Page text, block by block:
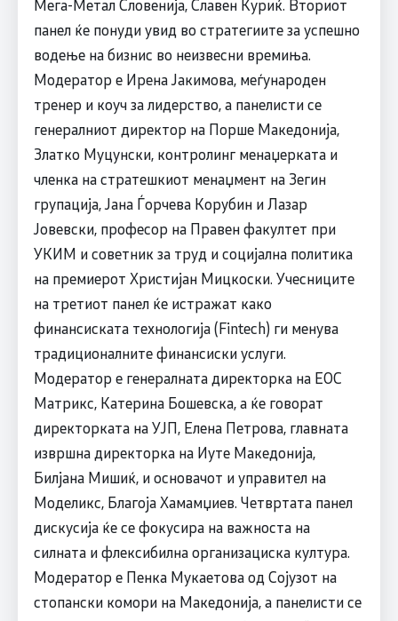
Мега-Метал Словенија, Славен Ќуриќ. Вториот
панел ќе понуди увид во стратегиите за успешно
водење на бизнис во неизвесни времиња.
Модератор е Ирена Јакимова, меѓународен
тренер и коуч за лидерство, а панелисти се
генералниот директор на Порше Македонија,
Златко Муцунски, контролинг менаџерката и
членка на стратешкиот менаџмент на Зегин
групација, Јана Ѓорчева Корубин и Лазар
Јовевски, професор на Правен факултет при
УКИМ и советник за труд и социјална политика
на премиерот Христијан Мицкоски. Учесниците
на третиот панел ќе истражат како
финансиската технологија (Fintech) ги менува
традиционалните финансиски услуги.
Модератор е генералната директорка на ЕОС
Матрикс, Катерина Бошевска, а ќе говорат
директорката на УЈП, Елена Петрова, главната
извршна директорка на Иуте Македонија,
Билјана Мишиќ, и основачот и управител на
Моделикс, Благоја Хамамџиев. Четвртата панел
дискусија ќе се фокусира на важноста на
силната и флексибилна организациска култура.
Модератор е Пенка Мукаетова од Сојузот на
стопански комори на Македонија, а панелисти се